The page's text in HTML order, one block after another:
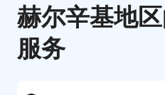
赫尔辛基地
服务